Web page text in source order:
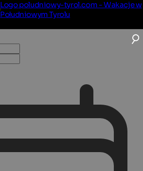
Logo poludniowy-tyrol.com - Wakacje w
Południowym Tyrolu